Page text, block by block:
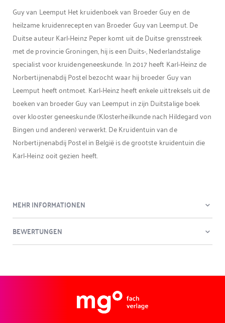
Guy van Leemput Het kruidenboek van Broeder Guy en de
heilzame kruidenrecepten van Broeder Guy van Leemput. De
Duitse auteur Karl-Heinz Peper komt uit de Duitse grensstreek
met de provincie Groningen, hij is een Duits-, Nederlandstalige
specialist voor kruidengeneeskunde. In 2017 heeft Karl-Heinz de
Norbertijnenabdij Postel bezocht waar hij broeder Guy van
Leemput heeft ontmoet. Karl-Heinz heeft enkele uittreksels uit de
boeken van broeder Guy van Leemput in zijn Duitstalige boek
over klooster geneeskunde (Klosterheilkunde nach Hildegard von
Bingen und anderen) verwerkt. De Kruidentuin van de
Norbertijnenabdij Postel in België is de grootste kruidentuin die
Karl-Heinz ooit gezien heeft.
MEHR INFORMATIONEN
BEWERTUNGEN